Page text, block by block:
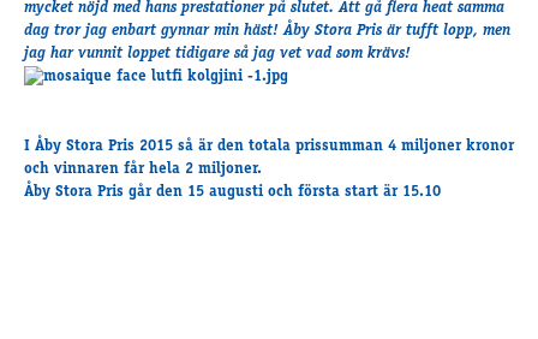
Hört och hänt
Tävling
Tävlingsserier
Aktiva
Månadens hästägare 2026
mycket nöjd med hans prestationer på slutet. Att gå flera heat samma
dag tror jag enbart gynnar min häst! Åby Stora Pris är tufft lopp, men
jag har vunnit loppet tidigare så jag vet vad som krävs!
I Åby Stora Pris 2015 så är den totala prissumman 4 miljoner kronor
och vinnaren får hela 2 miljoner.
Åby Stora Pris går den 15 augusti och första start är 15.10